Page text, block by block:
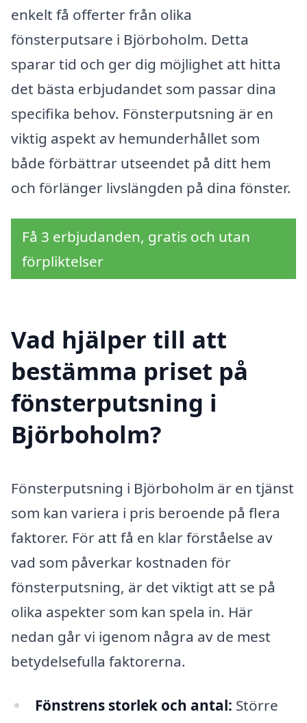
enkelt få offerter från olika
fönsterputsare i Björboholm. Detta
sparar tid och ger dig möjlighet att hitta
det bästa erbjudandet som passar dina
specifika behov. Fönsterputsning är en
viktig aspekt av hemunderhållet som
både förbättrar utseendet på ditt hem
och förlänger livslängden på dina fönster.
Få 3 erbjudanden, gratis och utan
förpliktelser
Vad hjälper till att
bestämma priset på
fönsterputsning i
Björboholm?
Fönsterputsning i Björboholm är en tjänst
som kan variera i pris beroende på flera
faktorer. För att få en klar förståelse av
vad som påverkar kostnaden för
fönsterputsning, är det viktigt att se på
olika aspekter som kan spela in. Här
nedan går vi igenom några av de mest
betydelsefulla faktorerna.
Fönstrens storlek och antal: Större